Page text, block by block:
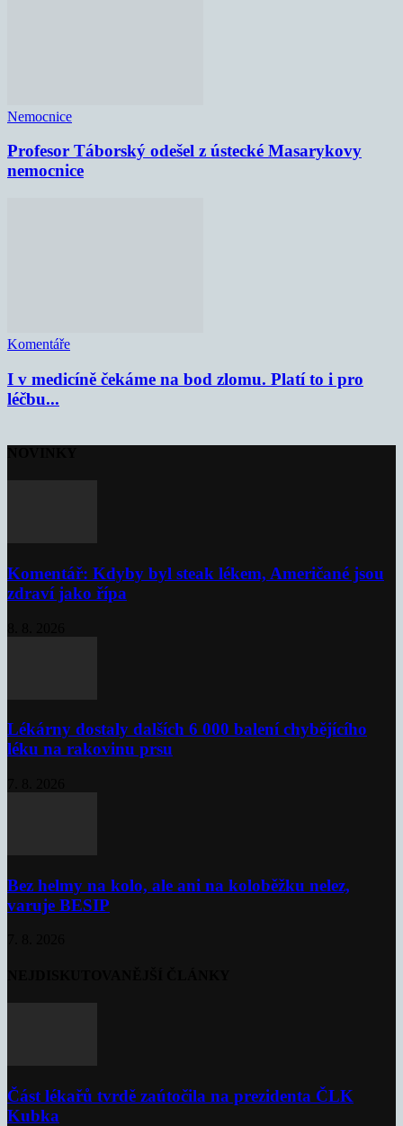
Nemocnice
Profesor Táborský odešel z ústecké Masarykovy
nemocnice
Komentáře
I v medicíně čekáme na bod zlomu. Platí to i pro
léčbu...
Komentář: Kdyby byl steak lékem, Američané jsou
zdraví jako řípa
Lékárny dostaly dalších 6 000 balení chybějícího
léku na rakovinu prsu
Bez helmy na kolo, ale ani na koloběžku nelez,
varuje BESIP
Část lékařů tvrdě zaútočila na prezidenta ČLK
Kubka